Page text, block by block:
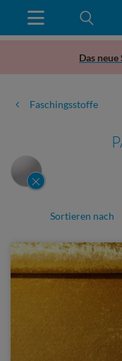
Das
Faschingsstoffe
Sortieren nach